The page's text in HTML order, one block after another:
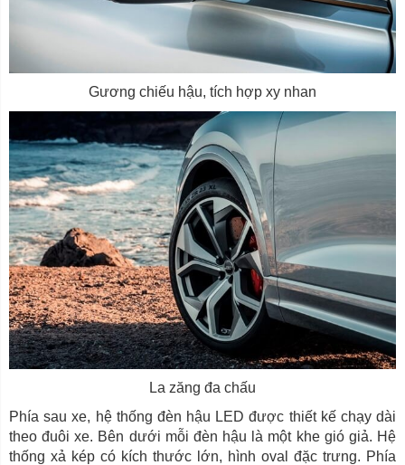
Gương chiếu hậu, tích hợp xy nhan
La zăng đa chấu
Phía sau xe, hệ thống đèn hậu LED được thiết kế chạy dài
theo đuôi xe. Bên dưới mỗi đèn hậu là một khe gió giả. Hệ
thống xả kép có kích thước lớn, hình oval đặc trưng. Phía